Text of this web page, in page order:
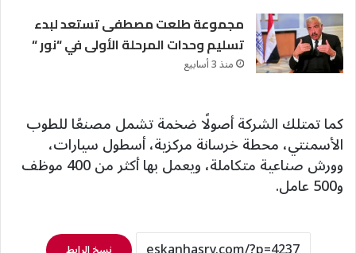
مجموعة طلعت مصطفى تستعد لبدء
تسليم وحدات المرحلة الأولى في “نور “
منذ 3 أسابيع
كما تمتلك الشركة أصولًا ضخمة تشمل مصنعًا للطوب
الأسمنتي، محطة خرسانة مركزية، أسطول سيارات،
وورش صناعية متكاملة، ويعمل بها أكثر من 400 موظف
و500 عامل.